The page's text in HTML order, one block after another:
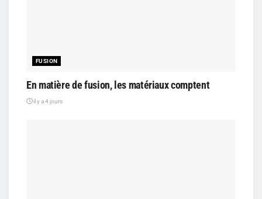
FUSION
En matière de fusion, les matériaux comptent
il y a 4 jours